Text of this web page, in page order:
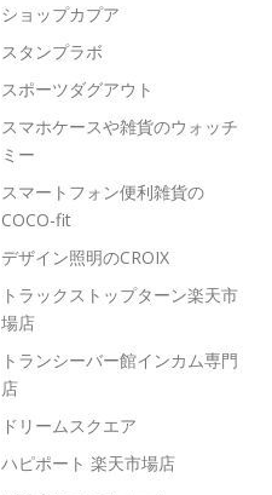
ショップカプア
スタンプラボ
スポーツダグアウト
スマホケースや雑貨のウォッチ
ミー
スマートフォン便利雑貨の
COCO-fit
デザイン照明のCROIX
トラックストップターン楽天市
場店
トランシーバー館インカム専門
店
ドリームスクエア
ハピポート 楽天市場店